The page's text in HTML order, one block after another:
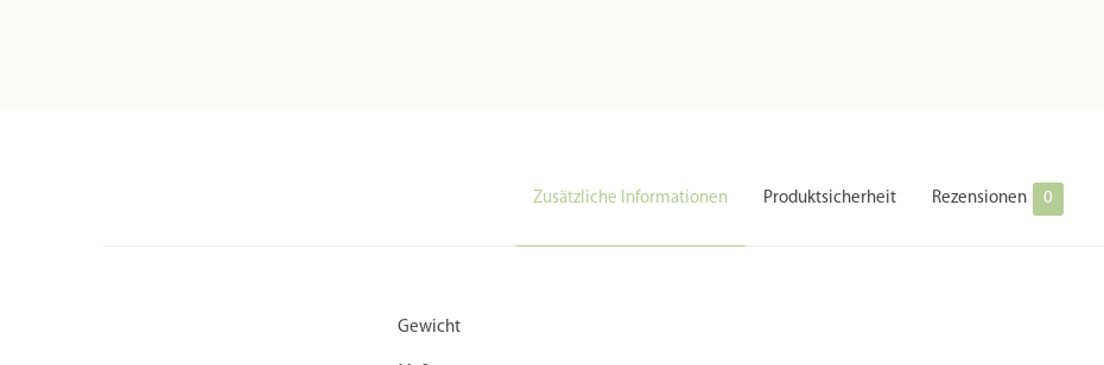
Zusätzliche Informationen Produktsicherheit Rezensionen 0
Gewicht